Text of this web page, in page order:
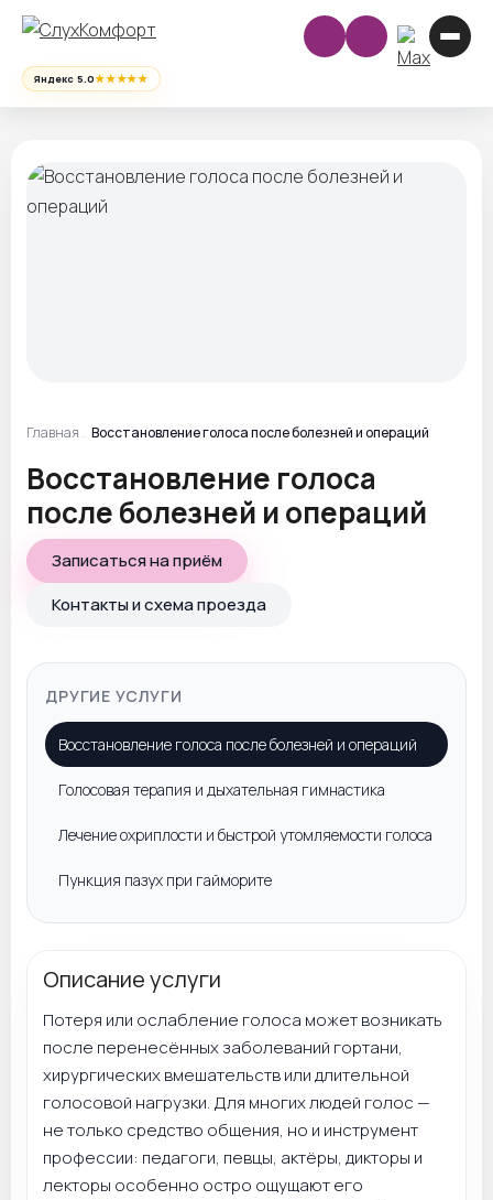
Яндекс 5.0★★★★★
Главная Восстановление голоса после болезней и операций
Восстановление голоса
после болезней и операций
Записаться на приём
Контакты и схема проезда
ДРУГИЕ УСЛУГИ
Восстановление голоса после болезней и операций
Голосовая терапия и дыхательная гимнастика
Лечение охриплости и быстрой утомляемости голоса
Пункция пазух при гайморите
Описание услуги
Потеря или ослабление голоса может возникать
после перенесённых заболеваний гортани,
хирургических вмешательств или длительной
голосовой нагрузки. Для многих людей голос —
не только средство общения, но и инструмент
профессии: педагоги, певцы, актёры, дикторы и
лекторы особенно остро ощущают его